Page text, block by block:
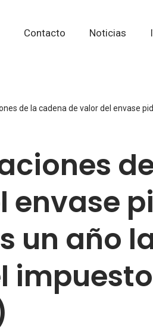
Contacto Noticias
de la cadena de valor del envase
envase
un año